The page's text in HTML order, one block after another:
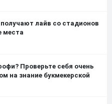
лайв со стадионов
места
Проверьте себя очень
на знание букмекерской